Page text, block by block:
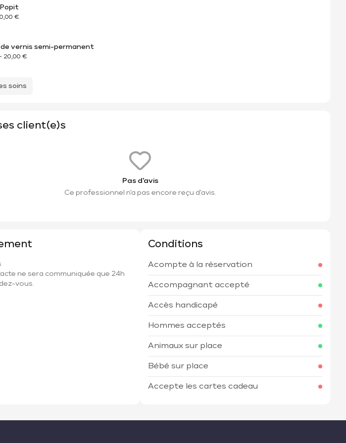
€
de vernis semi-permanent
20,00 €
soins
client(e)s
Pas d'avis
Ce professionnel n'a pas encore reçu d'avis.
ne sera communiquée que 24h
vous.
Conditions
Acompte à la réservation
Accompagnant accepté
Accès handicapé
Hommes acceptés
Animaux sur place
Bébé sur place
Accepte les cartes cadeau